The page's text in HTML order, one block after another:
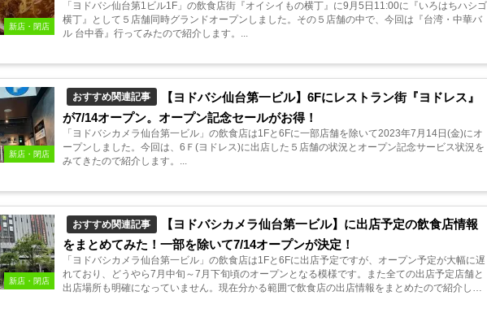
新店・閉店
「ヨドバシ仙台第1ビル1F」の飲食店街『オイシイもの横丁』に9月5日11:00に『いろはちハシゴ
横丁』として５店舗同時グランドオープンしました。その５店舗の中で、今回は『台湾・中華バ
ル 台中香』行ってみたので紹介します。...
新店・閉店
おすすめ関連記事
【ヨドバシ仙台第一ビル】6Fにレストラン街『ヨドレス』
が7/14オープン。オープン記念セールがお得！
「ヨドバシカメラ仙台第一ビル」の飲食店は1Fと6Fに一部店舗を除いて2023年7月14日(金)にオ
ープンしました。今回は、6Ｆ(ヨドレス)に出店した５店舗の状況とオープン記念サービス状況を
みてきたので紹介します。...
新店・閉店
おすすめ関連記事
【ヨドバシカメラ仙台第一ビル】に出店予定の飲食店情報
をまとめてみた！一部を除いて7/14オープンが決定！
「ヨドバシカメラ仙台第一ビル」の飲食店は1Fと6Fに出店予定ですが、オープン予定が大幅に遅
れており、どうやら7月中旬～7月下旬頃のオープンとなる模様です。また全ての出店予定店舗と
出店場所も明確になっていません。現在分かる範囲で飲食店の出店情報をまとめたので紹介しま